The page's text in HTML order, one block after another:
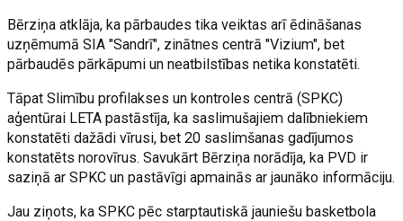
Bērziņa atklāja, ka pārbaudes tika veiktas arī ēdināšanas
uzņēmumā SIA "Sandrī", zinātnes centrā "Vizium", bet
pārbaudēs pārkāpumi un neatbilstības netika konstatēti.
Tāpat Slimību profilakses un kontroles centrā (SPKC)
aģentūrai LETA pastāstīja, ka saslimušajiem dalībniekiem
konstatēti dažādi vīrusi, bet 20 saslimšanas gadījumos
konstatēts norovīrus. Savukārt Bērziņa norādīja, ka PVD ir
saziņā ar SPKC un pastāvīgi apmainās ar jaunāko informāciju.
Jau ziņots, ka SPKC pēc starptautiskā jauniešu basketbola